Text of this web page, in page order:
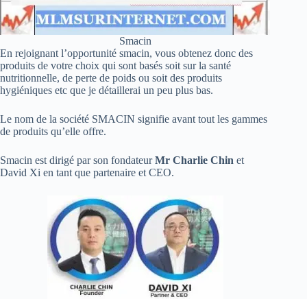
Smacin
En rejoignant l’opportunité smacin, vous obtenez donc des
produits de votre choix qui sont basés soit sur la santé
nutritionnelle, de perte de poids ou soit des produits
hygiéniques etc que je détaillerai un peu plus bas.
Le nom de la société SMACIN signifie avant tout les gammes
de produits qu’elle offre.
Smacin est dirigé par son fondateurMr Charlie Chin et
David Xi en tant que partenaire et CEO.